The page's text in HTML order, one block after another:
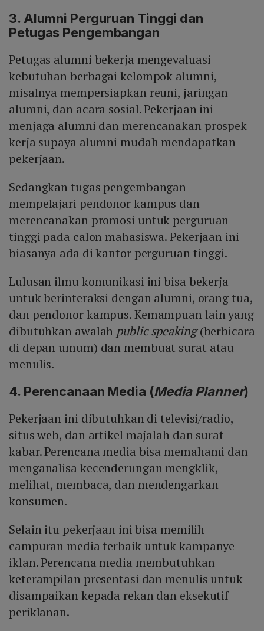
3. Alumni Perguruan Tinggi dan
Petugas Pengembangan
Petugas alumni bekerja mengevaluasi
kebutuhan berbagai kelompok alumni,
misalnya mempersiapkan reuni, jaringan
alumni, dan acara sosial. Pekerjaan ini
menjaga alumni dan merencanakan prospek
kerja supaya alumni mudah mendapatkan
pekerjaan.
Sedangkan tugas pengembangan
mempelajari pendonor kampus dan
merencanakan promosi untuk perguruan
tinggi pada calon mahasiswa. Pekerjaan ini
biasanya ada di kantor perguruan tinggi.
Lulusan ilmu komunikasi ini bisa bekerja
untuk berinteraksi dengan alumni, orang tua,
dan pendonor kampus. Kemampuan lain yang
dibutuhkan awalah public speaking(berbicara
di depan umum) dan membuat surat atau
menulis.
4. Perencanaan Media (Media Planner)
Pekerjaan ini dibutuhkan di televisi/radio,
situs web, dan artikel majalah dan surat
kabar. Perencana media bisa memahami dan
menganalisa kecenderungan mengklik,
melihat, membaca, dan mendengarkan
konsumen.
Selain itu pekerjaan ini bisa memilih
campuran media terbaik untuk kampanye
iklan. Perencana media membutuhkan
keterampilan presentasi dan menulis untuk
disampaikan kepada rekan dan eksekutif
periklanan.